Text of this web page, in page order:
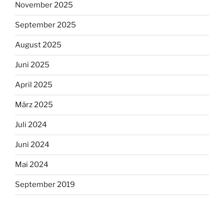
November 2025
September 2025
August 2025
Juni 2025
April 2025
März 2025
Juli 2024
Juni 2024
Mai 2024
September 2019